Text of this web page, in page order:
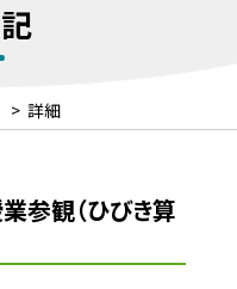
> 詳細
参観（ひびき算